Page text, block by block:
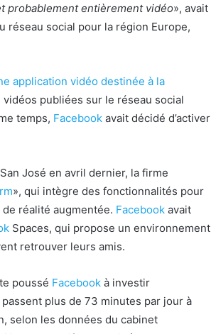
probablement entièrement vidéo», avait
réseau social pour la région Europe,
application vidéo destinée à la
publiées sur le réseau social
temps, Facebook avait décidé d’activer
José en avril dernier, la firme
», qui intègre des fonctionnalités pour
réalité augmentée. Facebook avait
Spaces, qui propose un environnement
retrouver leurs amis.
poussé Facebook à investir
plus de 73 minutes par jour à
selon les données du cabinet